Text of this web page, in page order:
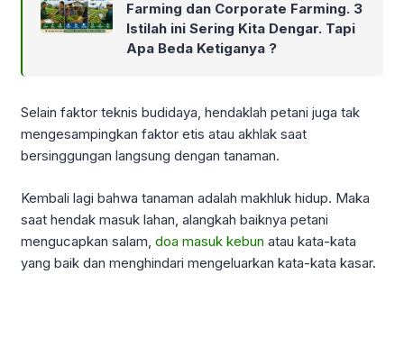
Farming dan Corporate Farming. 3
Istilah ini Sering Kita Dengar. Tapi
Apa Beda Ketiganya ?
Selain faktor teknis budidaya, hendaklah petani juga tak
mengesampingkan faktor etis atau akhlak saat
bersinggungan langsung dengan tanaman.
Kembali lagi bahwa tanaman adalah makhluk hidup. Maka
saat hendak masuk lahan, alangkah baiknya petani
mengucapkan salam, doa masuk kebun atau kata-kata
yang baik dan menghindari mengeluarkan kata-kata kasar.